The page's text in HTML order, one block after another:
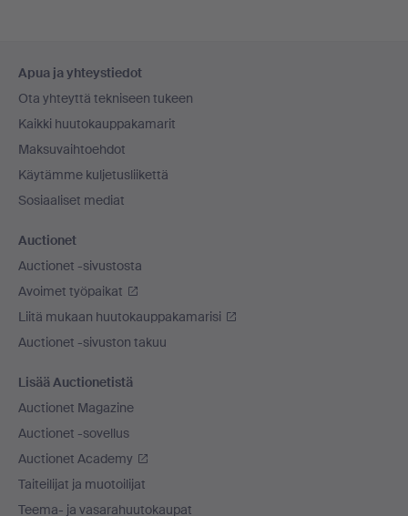
Apua ja yhteystiedot
Ota yhteyttä tekniseen tukeen
Kaikki huutokauppakamarit
Maksuvaihtoehdot
Käytämme kuljetusliikettä
Sosiaaliset mediat
Auctionet
Auctionet -sivustosta
Avoimet työpaikat
Liitä mukaan huutokauppakamarisi
Auctionet -sivuston takuu
Lisää Auctionetistä
Auctionet Magazine
Auctionet -sovellus
Auctionet Academy
Taiteilijat ja muotoilijat
Teema- ja vasarahuutokaupat